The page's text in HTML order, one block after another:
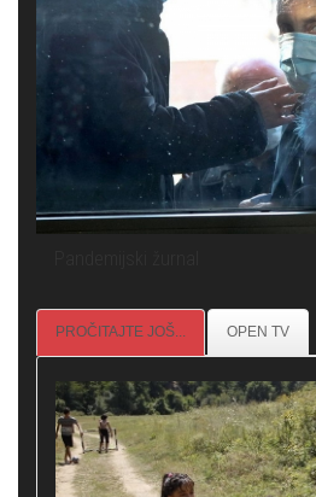
PROČITAJTE JOŠ... OPEN TV